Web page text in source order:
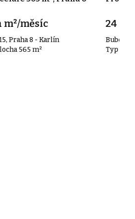
m²/měsíc
Praha 8 - Karlín
565 m²
24
Typ